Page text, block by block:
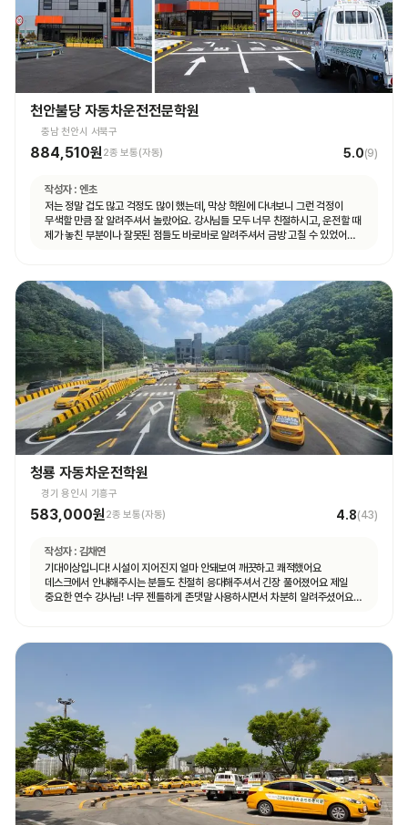
천안불당 자동차운전전문학원
충남 천안시 서북구
884,510원2종 보통(자동) 5.0(9)
작성자 : 엔초
저는 정말 겁도 많고 걱정도 많이 했는데, 막상 학원에 다녀보니 그런 걱정이
무색할 만큼 잘 알려주셔서 놀랐어요. 강사님들 모두 너무 친절하시고, 운전할 때
제가 놓친 부분이나 잘못된 점들도 바로바로 알려주셔서 금방 고칠 수 있었어요.
있었어요. 또 강사님들뿐만 아니라 상담해주시는 분들도 다들 친절하시고
세심하게 챙겨주는 학원 입니다!! 저처럼 운전이 처음이라 많이 두렵고 걱정되는
분들이 계시다면, 이 학원 정말 추천드리고 싶습니다! 친절하고 꼼꼼한 강의
덕분에 자신 있게 도로주행 준비까지 할 수 있었어요. 여기서 배우길 정말
잘했다는 생각이 듭니다.
청룡 자동차운전학원
경기 용인시 기흥구
583,000원2종 보통(자동) 4.8(43)
작성자 : 김채연
기대이상입니다! 시설이 지어진지 얼마 안돼보여 깨끗하고 쾌적했어요
데스크에서 안내해주시는 분들도 친절히 응대해주셔서 긴장 풀어졌어요 제일
중요한 연수 강사님! 너무 젠틀하게 존댓말 사용하시면서 차분히 알려주셨어요